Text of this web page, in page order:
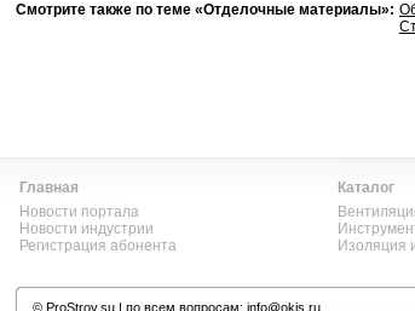
Смотрите также по теме «Отделочные материалы»:
Главная
Новости портала
Новости индустрии
Регистрация абонента
Каталог
Изоляция
©ProStroy.su | по всем вопросам:info@okis.ru